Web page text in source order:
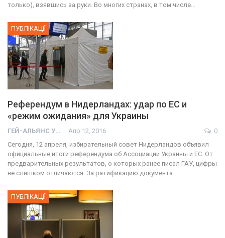
только), взявшись за руки. Во многих странах, в том числе…
ПУБЛІКАЦІЇ
Референдум в Нидерландах: удар по ЕС и
«режим ожидания» для Украины
ГЕЙ-АЛЬЯНС УКРАИНА Апр 12, 2016
0
Сегодня, 12 апреля, избирательный совет Нидерландов объявил
официальные итоги референдума об Ассоциации Украины и ЕС. От
предварительных результатов, о которых ранее писал ГАУ, цифры
не слишком отличаются. За ратификацию документа…
ПУБЛІКАЦІЇ